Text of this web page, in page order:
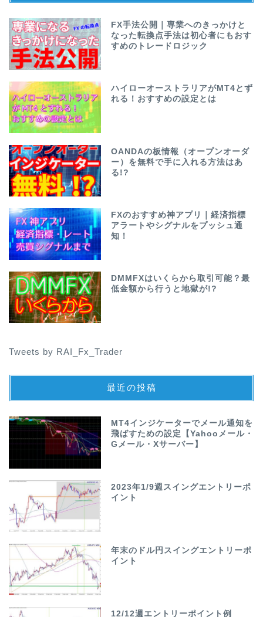
FX手法公開｜専業へのきっかけと
なった転換点手法は初心者にもおす
すめのトレードロジック
ハイローオーストラリアがMT4とず
れる！おすすめの設定とは
OANDAの板情報（オープンオーダ
ー）を無料で手に入れる方法はあ
る!?
FXのおすすめ神アプリ｜経済指標
アラートやシグナルをプッシュ通
知！
DMMFXはいくらから取引可能？最
低金額から行うと地獄が!?
Tweets by RAI_Fx_Trader
最近の投稿
MT4インジケーターでメール通知を
飛ばすための設定【Yahooメール・
Gメール・Xサーバー】
2023年1/9週スイングエントリーポ
イント
年末のドル円スイングエントリーポ
イント
12/12週エントリーポイント例